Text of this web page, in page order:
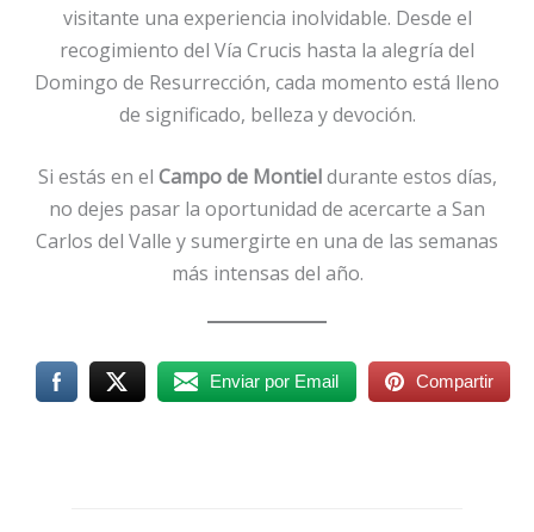
visitante una experiencia inolvidable. Desde el
recogimiento del Vía Crucis hasta la alegría del
Domingo de Resurrección, cada momento está lleno
de significado, belleza y devoción.
Si estás en el Campo de Montieldurante estos días,
no dejes pasar la oportunidad de acercarte a San
Carlos del Valle y sumergirte en una de las semanas
más intensas del año.
Enviar por Email Compartir